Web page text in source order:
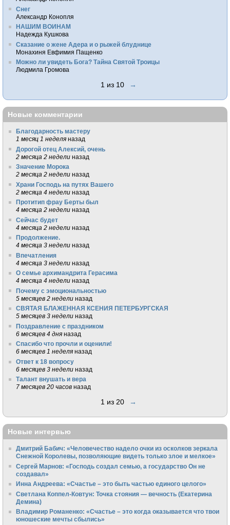
Снег
Александр Конопля
НАШИМ ВОИНАМ
Надежда Кушкова
Сказание о жене Адера и о рыжей блуднице
Монахиня Евфимия Пащенко
Можно ли увидеть Бога? Тайна Святой Троицы
Людмила Громова
1 из 10 →
Новые комментарии
Благодарность мастеру
1 месяц 1 неделя назад
Дорогой отец Алексий, очень
2 месяца 2 недели назад
Значение Морока
2 месяца 2 недели назад
Храни Господь на путях Вашего
2 месяца 4 недели назад
Протитип фрау Берты был
4 месяца 2 недели назад
Сейчас будет
4 месяца 2 недели назад
Продолжение.
4 месяца 3 недели назад
Впечатления
4 месяца 3 недели назад
О семье архимандрита Герасима
4 месяца 4 недели назад
Почему с эмоциональностью
5 месяцев 2 недели назад
СВЯТАЯ БЛАЖЕННАЯ КСЕНИЯ ПЕТЕРБУРГСКАЯ
5 месяцев 3 недели назад
Поздравление с праздником
6 месяцев 4 дня назад
Спасибо что прочли и оценили!
6 месяцев 1 неделя назад
Ответ к 18 вопросу
6 месяцев 3 недели назад
Талант внушать и вера
7 месяцев 20 часов назад
1 из 20 →
Новые интервью
Дмитрий Бабич: «Человечество надело очки из осколков зеркала
Снежной Королевы, позволяющие видеть только злое и мелкое»
Сергей Марнов: «Господь создал семью, а государство Он не
создавал»
Инна Андреева: «Счастье – это быть частью единого целого»
Светлана Коппел-Ковтун: Точка стояния — вечность (Екатерина
Демина)
Владимир Романенко: «Счастье – это когда оказывается что твои
юношеские мечты сбылись»